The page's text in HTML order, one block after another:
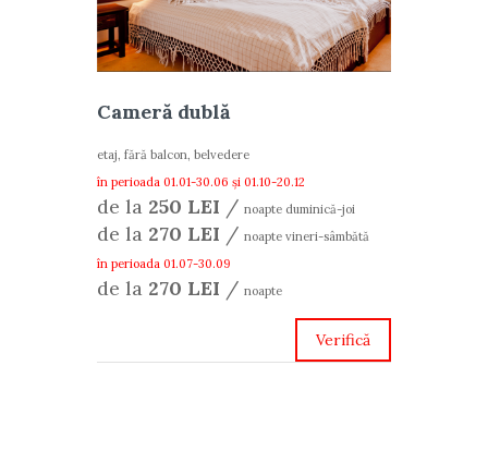
Cameră dublă
etaj, fără balcon, belvedere
în perioada 01.01-30.06 și 01.10-20.12
de la 250 LEI / noapte duminică-joi
de la 270 LEI / noapte vineri-sâmbătă
în perioada 01.07-30.09
de la 270 LEI / noapte
Verifică